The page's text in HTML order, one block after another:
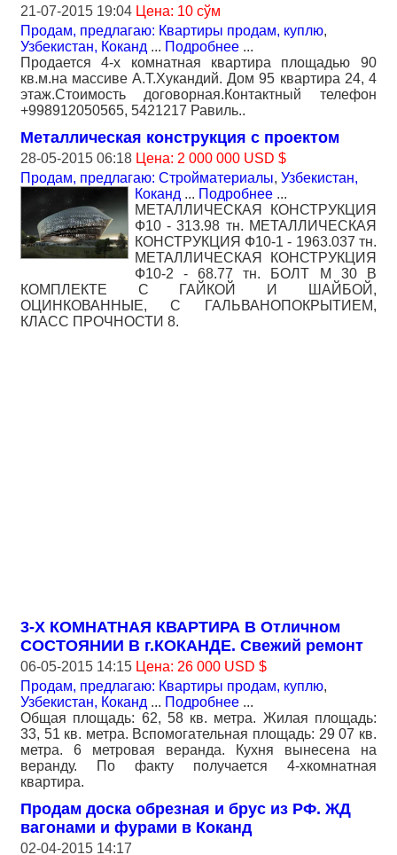
21-07-2015 19:04 Цена: 10 сўм
Продам, предлагаю: Квартиры продам, куплю,
Узбекистан, Коканд ... Подробнее ...
Продается 4-х комнатная квартира площадью 90
кв.м.на массиве А.Т.Хукандий. Дом 95 квартира 24, 4
этаж.Стоимость договорная.Контактный телефон
+998912050565, 5421217 Равиль..
Металлическая конструкция с проектом
28-05-2015 06:18 Цена: 2 000 000 USD $
Продам, предлагаю: Стройматериалы, Узбекистан,
Коканд ... Подробнее ...
МЕТАЛЛИЧЕСКАЯ КОНСТРУКЦИЯ
Ф10 - 313.98 тн. МЕТАЛЛИЧЕСКАЯ
КОНСТРУКЦИЯ Ф10-1 - 1963.037 тн.
МЕТАЛЛИЧЕСКАЯ КОНСТРУКЦИЯ
Ф10-2 - 68.77 тн. БОЛТ М 30 В
КОМПЛЕКТЕ С ГАЙКОЙ И ШАЙБОЙ,
ОЦИНКОВАННЫЕ, С ГАЛЬВАНОПОКРЫТИЕМ,
КЛАСС ПРОЧНОСТИ 8.
3-Х КОМНАТНАЯ КВАРТИРА В Отличном
СОСТОЯНИИ В г.КОКАНДЕ. Свежий ремонт
06-05-2015 14:15 Цена: 26 000 USD $
Продам, предлагаю: Квартиры продам, куплю,
Узбекистан, Коканд ... Подробнее ...
Общая площадь: 62, 58 кв. метра. Жилая площадь:
33, 51 кв. метра. Вспомогательная площадь: 29 07 кв.
метра. 6 метровая веранда. Кухня вынесена на
веранду. По факту получается 4-хкомнатная
квартира.
Продам доска обрезная и брус из РФ. ЖД
вагонами и фурами в Коканд
02-04-2015 14:17